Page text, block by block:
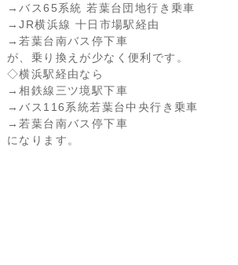
→バス65系統 若葉台団地行き乗車
→JR横浜線 十日市場駅経由
→若葉台南バス停下車
が、乗り換えが少なく便利です。
◇横浜駅経由なら
→相鉄線三ツ境駅下車
→バス116系統若葉台中央行き乗車
→若葉台南バス停下車
になります。